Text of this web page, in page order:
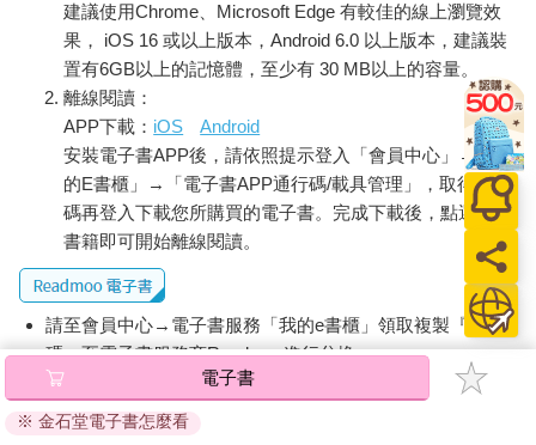
建議使用Chrome、Microsoft Edge 有較佳的線上瀏覽效
果， iOS 16 或以上版本，Android 6.0 以上版本，建議裝
置有6GB以上的記憶體，至少有 30 MB以上的容量。
離線閱讀：
APP下載： iOS
Android
安裝電子書APP後，請依照提示登入「會員中心」→「我
的E書櫃」→「電子書APP通行碼/載具管理」，取得通行
碼再登入下載您所購買的電子書。完成下載後，點選任一
書籍即可開始離線閱讀。
請至會員中心→電子書服務「我的e書櫃」領取複製『兌換
碼』至電子書服務商Readmoo進行兌換。
退換貨須知：
因版權保護，您在金石堂所購買的電子書僅能以金石堂專屬
電子書
※ 金石堂電子書怎麼看